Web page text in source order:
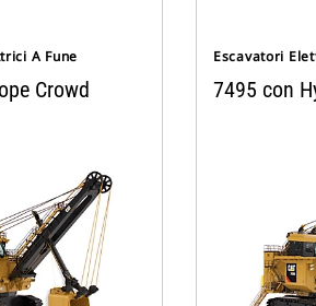
A Fune
Crowd
Escavatori
7495 con